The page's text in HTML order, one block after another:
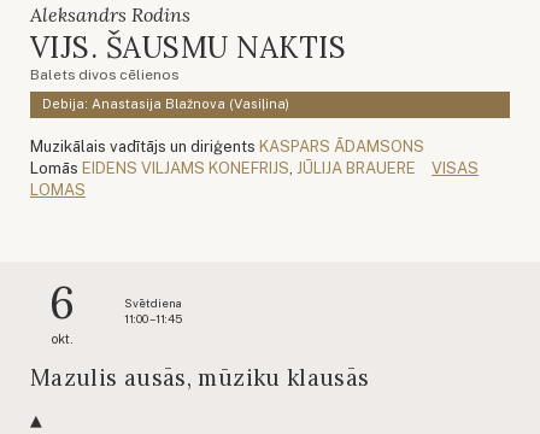
Aleksandrs Rodins
VIJS. ŠAUSMU NAKTIS
Balets divos cēlienos
Debija: Anastasija Blažnova (Vasiļina)
Muzikālais vadītājs un diriģents KASPARS ĀDAMSONS
Lomās EIDENS VILJAMS KONEFRIJS JŪLIJA BRAUERE
VISAS
LOMAS
6
okt.
Svētdiena
11:00 – 11:45
Mazulis ausās, mūziku klausās